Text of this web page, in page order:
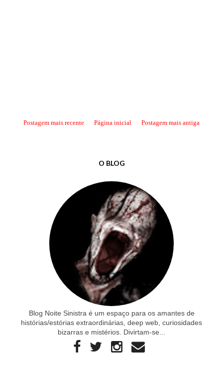
Postagem mais recente Postagem mais antiga
Página inicial
O BLOG
Blog Noite Sinistra é um espaço para os amantes de
histórias/estórias extraordinárias, deep web, curiosidades
bizarras e mistérios. Divirtam-se...